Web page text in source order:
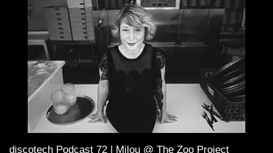
discotech Podcast 72 | Milou @ The Zoo Project